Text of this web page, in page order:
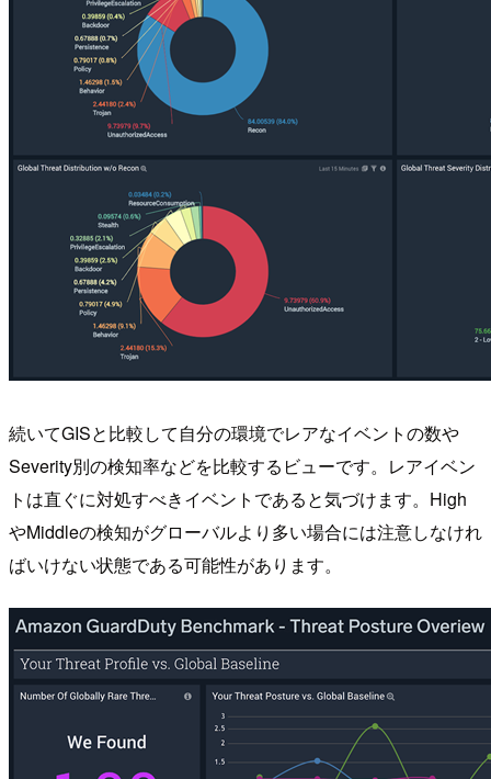
続いてGISと比較して自分の環境でレアなイベントの数や
Severity別の検知率などを比較するビューです。レアイベン
トは直ぐに対処すべきイベントであると気づけます。High
やMiddleの検知がグローバルより多い場合には注意しなけれ
ばいけない状態である可能性があります。